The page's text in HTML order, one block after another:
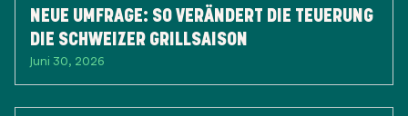
NEUE UMFRAGE: SO VERÄNDERT DIE TEUERUNG
DIE SCHWEIZER GRILLSAISON
Juni 30, 2026